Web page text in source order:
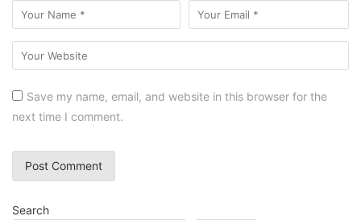
Save my name, email, and website in this browser for the
next time I comment.
Search